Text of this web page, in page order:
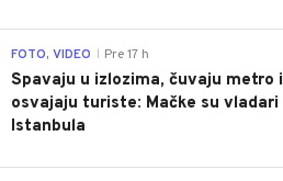
FOTO, VIDEO Pre 17 h
Spavaju u izlozima, čuvaju metro i
osvajaju turiste: Mačke su vladari
Istanbula